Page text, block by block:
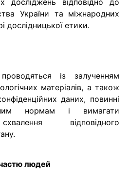
України та міжнародних
дослідницької етики.
із залученням
матеріалів, а також
даних, повинні
нормам і вимагати
відповідного
людей